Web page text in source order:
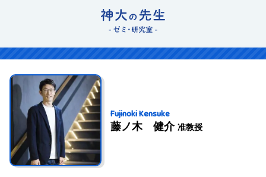
Fujinoki Kensuke
藤ノ木 健介 准教授